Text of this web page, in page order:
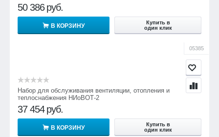
50 386 руб.
В КОРЗИНУ
Купить в
один клик
05385
Набор для обслуживания вентиляции, отопления и
теплоснабжения НИоВОТ-2
37 454 руб.
В КОРЗИНУ
Купить в
один клик